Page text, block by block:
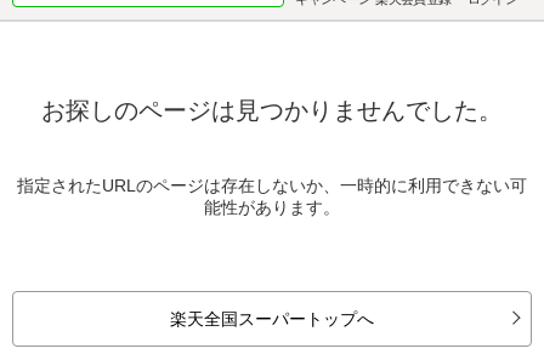
お探しのページは見つかりませんでした。
指定されたURLのページは存在しないか、一時的に利用できない可
能性があります。
楽天全国スーパートップへ